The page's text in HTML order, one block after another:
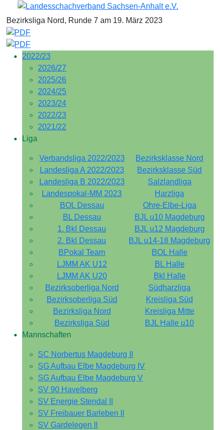
Bezirksliga Nord, Runde 7 am 19. März 2023
2022/23
2026/27
2025/26
2024/25
2023/24
2022/23
2021/22
Liga
Verbandsliga 2022/2023
Bezirksklasse Nord
Landesliga A 2022/2023
Bezirksklasse Süd
Landesliga B 2022/2023
Salzlandliga
Landespokal-MM 2023
Harzliga
BOL Dessau
Ohre-Elbe-Liga
BL Dessau
BJL u10 Magdeburg
1. Bkl Dessau
BJL u12 Magdeburg
2. Bkl Dessau
BJL u14-18 Magdeburg
BPokal Team
BOL Halle
LJMM AK U12
BL Halle
LJMM AK U20
Bkl Halle
Bezirksoberliga Nord
Südharzliga
Bezirksoberliga Süd
Kreisliga Süd
Bezirksliga Nord
Kreisliga Mitte
Bezirksliga Süd
BJL Halle u10
Mannschaften
SC Norbertus Magdeburg II
SG Aufbau Elbe Magdeburg IV
SG Aufbau Elbe Magdeburg V
SV 90 Havelberg
SV Energie Stendal II
SV Freibauer Barleben II
SV Gardelegen II